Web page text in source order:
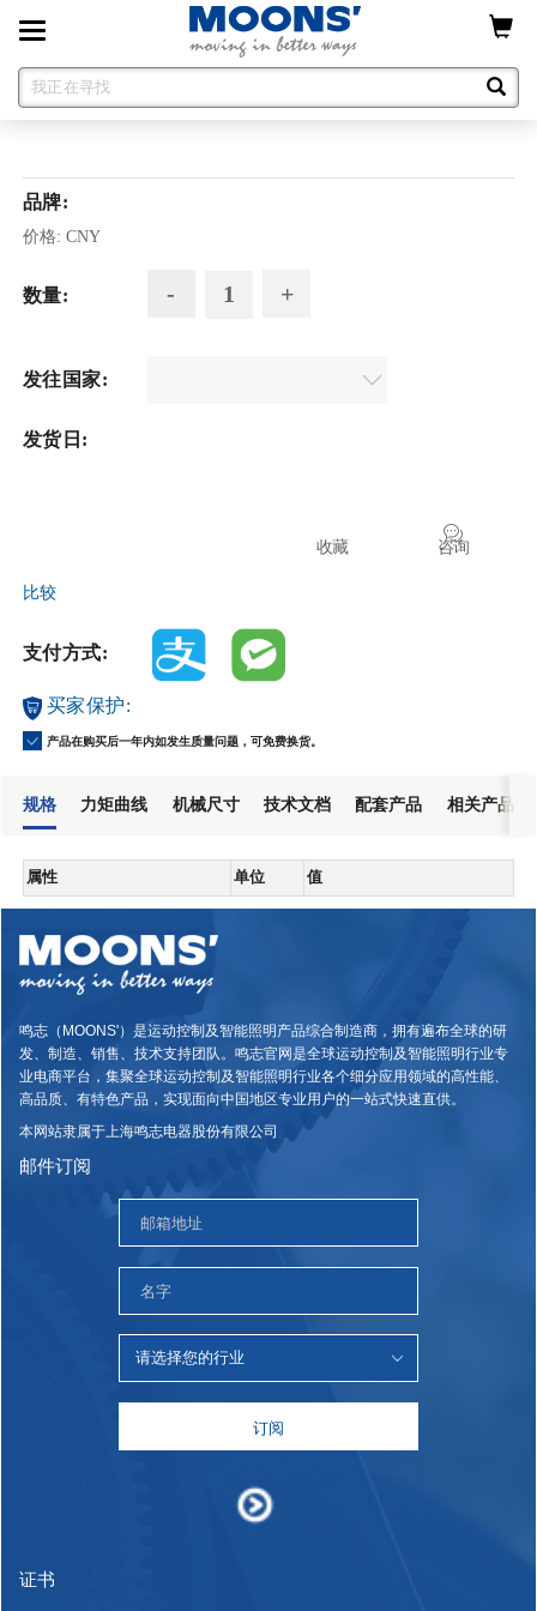
Toggle
navigation
品牌:
价格: CNY
数量:
发往国家:
发货日:
咨询
收藏
比较
支付方式:
买家保护:
产品在购买后一年内如发生质量问题，可免费换货。
规格 力矩曲线 机械尺寸 技术文档 配套产品 相关产品
属性 单位 值
鸣志（MOONS'）是运动控制及智能照明产品综合制造商，拥有遍布全球的研
发、制造、销售、技术支持团队。鸣志官网是全球运动控制及智能照明行业专
业电商平台，集聚全球运动控制及智能照明行业各个细分应用领域的高性能、
高品质、有特色产品，实现面向中国地区专业用户的一站式快速直供。
本网站隶属于上海鸣志电器股份有限公司
邮件订阅
订阅
证书